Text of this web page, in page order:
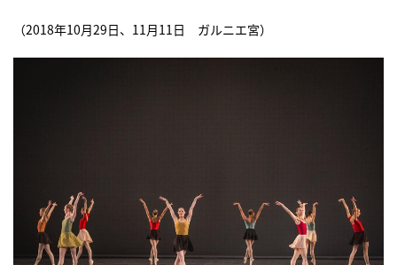
（2018年10月29日、11月11日 ガルニエ宮）